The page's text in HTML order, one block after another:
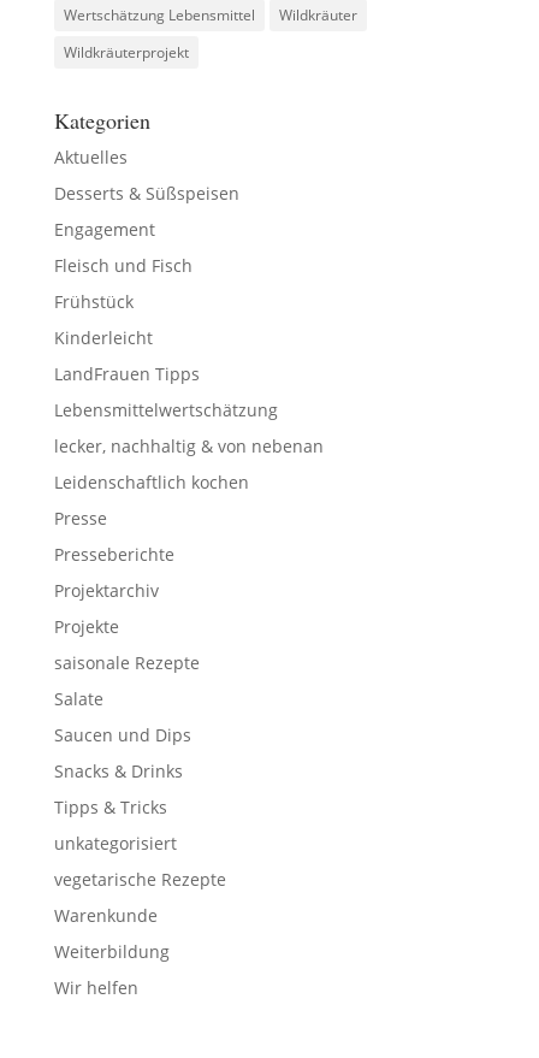
Wertschätzung Lebensmittel
Wildkräuter
Wildkräuterprojekt
Kategorien
Aktuelles
Desserts & Süßspeisen
Engagement
Fleisch und Fisch
Frühstück
Kinderleicht
LandFrauen Tipps
Lebensmittelwertschätzung
lecker, nachhaltig & von nebenan
Leidenschaftlich kochen
Presse
Presseberichte
Projektarchiv
Projekte
saisonale Rezepte
Salate
Saucen und Dips
Snacks & Drinks
Tipps & Tricks
unkategorisiert
vegetarische Rezepte
Warenkunde
Weiterbildung
Wir helfen